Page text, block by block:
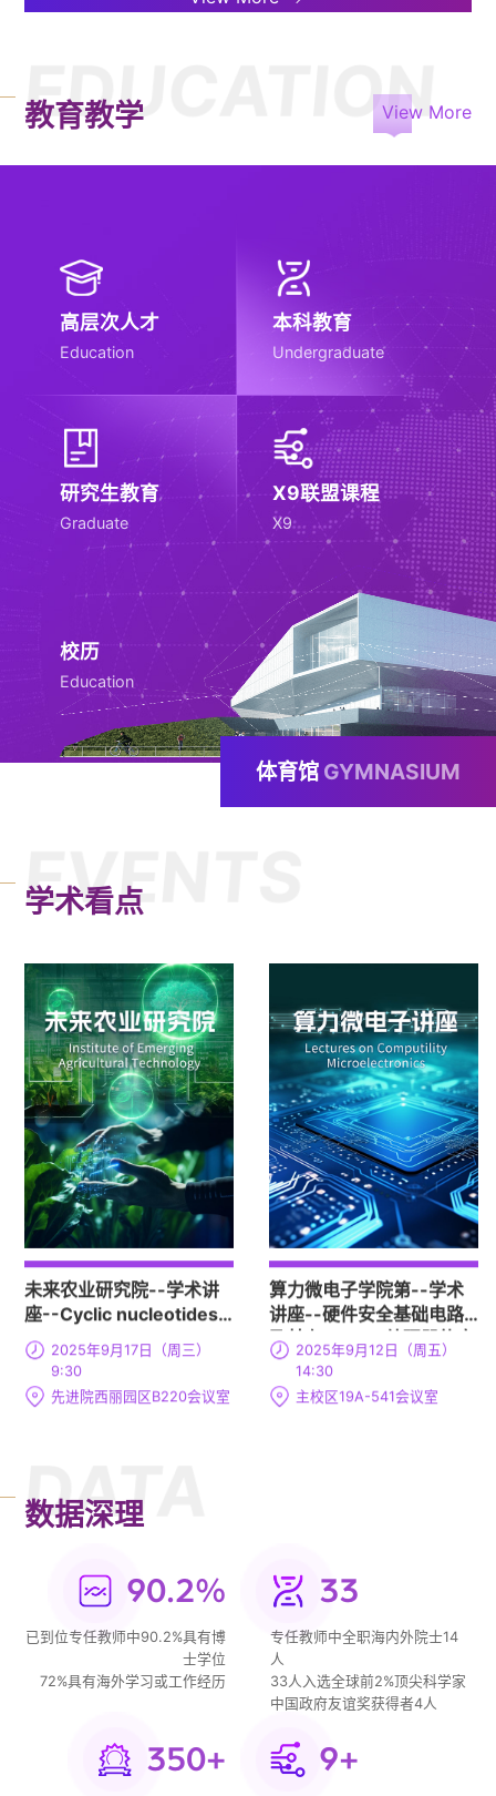
2026.08.03
招标采购
2026.07.31
【变更合同】深圳理工大学2026年图
书馆家具采购项目合同公示
通知公告
2025.07.07
通知公告
关于第二届全国教材建设奖（高等教育
深圳理工大学收费公示
2026.05.29
通知公告
深圳理工大学明珠校区食堂经营承租项
EDUCATION
教育教学 View More
高层次人才
Education
本科教育
Undergraduate
研究生教育
Graduate
X9联盟课程
X9
校历
Education
体育馆 GYMNASIUM
EVENTS
学术看点
未来农业研究院--学术讲
座--Cyclic nucleotides -
universal second
messengers in plant
signal transduction
2025年9月17日（周三）
9:30
先进院西丽园区B220会议室
算力微电子学院第--学术
讲座--硬件安全基础电路
及其在RISC-V处理器的应
用探讨
2025年9月12日（周五）
14:30
主校区19A-541会议室
DATA
数据深理
90.2%
已到位专任教师中90.2%具有博
士学位
72%具有海外学习或工作经历
33
专任教师中全职海内外院士14
人
33人入选全球前2%顶尖科学家
中国政府友谊奖获得者4人
350+ 9+